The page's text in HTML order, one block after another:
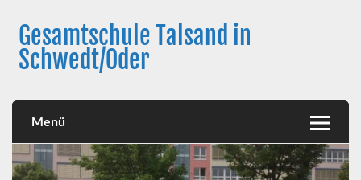
contentGesamtschule Talsand in
Schwedt/Oder
Menü